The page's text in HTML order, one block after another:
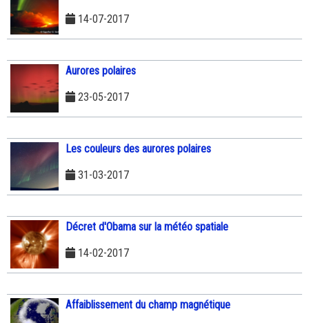
14-07-2017
Aurores polaires
23-05-2017
Les couleurs des aurores polaires
31-03-2017
Décret d'Obama sur la météo spatiale
14-02-2017
Affaiblissement du champ magnétique